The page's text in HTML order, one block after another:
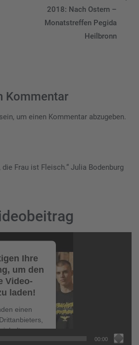
2018: Nach Ostern –
Monatstreffen Pegida
Heilbronn
Kommentar
sein, um einen Kommentar abzugeben.
Frau ist Fleisch.“ Julia Bodenburg
Ihre
um den
Video-
laden!
einen
Service
00:00